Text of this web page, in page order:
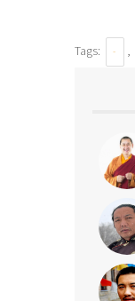
Tags: - ,